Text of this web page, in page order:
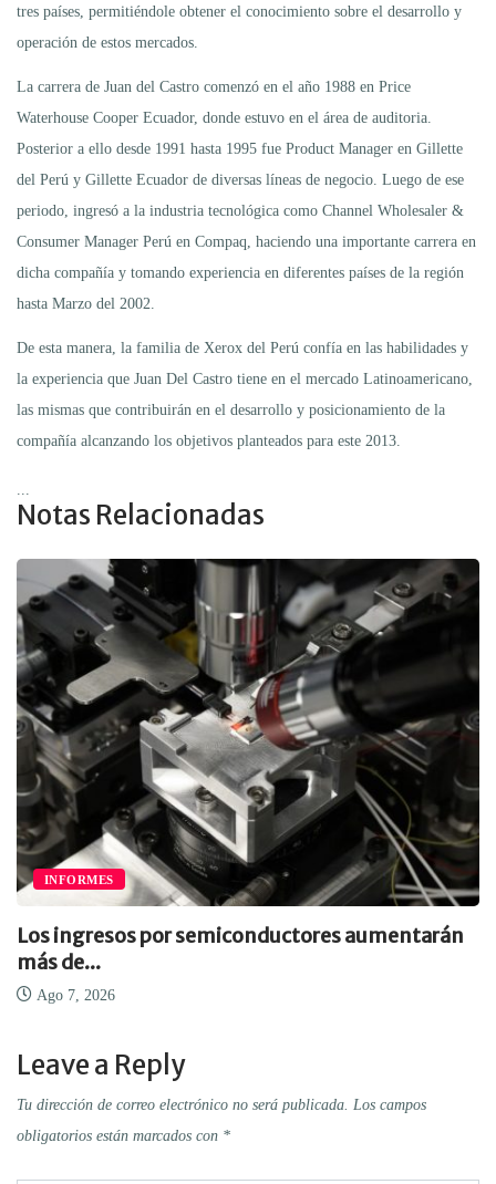
tres países, permitiéndole obtener el conocimiento sobre el desarrollo y
operación de estos mercados.
La carrera de Juan del Castro comenzó en el año 1988 en Price
Waterhouse Cooper Ecuador, donde estuvo en el área de auditoria.
Posterior a ello desde 1991 hasta 1995 fue Product Manager en Gillette
del Perú y Gillette Ecuador de diversas líneas de negocio. Luego de ese
periodo, ingresó a la industria tecnológica como Channel Wholesaler &
Consumer Manager Perú en Compaq, haciendo una importante carrera en
dicha compañía y tomando experiencia en diferentes países de la región
hasta Marzo del 2002.
De esta manera, la familia de Xerox del Perú confía en las habilidades y
la experiencia que Juan Del Castro tiene en el mercado Latinoamericano,
las mismas que contribuirán en el desarrollo y posicionamiento de la
compañía alcanzando los objetivos planteados para este 2013.
Notas Relacionadas
INFORMES
Los ingresos por semiconductores aumentarán
más de...
Ago 7, 2026
Leave a Reply
Tu dirección de correo electrónico no será publicada. Los campos
obligatorios están marcados con *